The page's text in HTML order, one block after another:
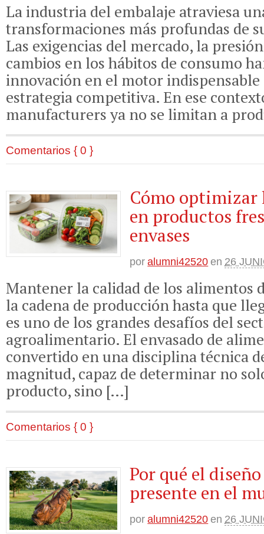
La industria del embalaje atraviesa
transformaciones más profundas de
Las exigencias del mercado, la
cambios en los hábitos de consumo
innovación en el motor
estrategia competitiva. En ese
manufacturers ya no se limitan a
Comentarios { 0 }
Cómo optimizar
en productos
envases
por alumni42520 en 26
Mantener la calidad de los alimentos
la cadena de producción hasta que
es uno de los grandes desafíos del
agroalimentario. El envasado de
convertido en una disciplina técnica
magnitud, capaz de determinar no
producto, sino […]
Comentarios { 0 }
Por qué el
presente en el
por alumni42520 en 26